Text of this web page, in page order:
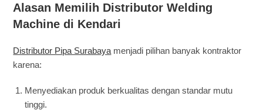
Alasan Memilih Distributor Welding
Machine di Kendari
Distributor Pipa Surabaya menjadi pilihan banyak kontraktor
karena:
Menyediakan produk berkualitas dengan standar mutu
tinggi.